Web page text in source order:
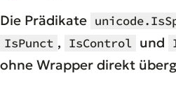
Die Prädikate
IsPunct , IsControl und
ohne Wrapper direkt